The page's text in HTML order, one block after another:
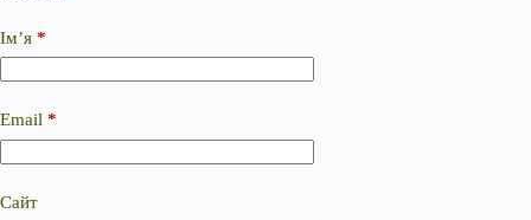
Ім’я *
Email *
Сайт